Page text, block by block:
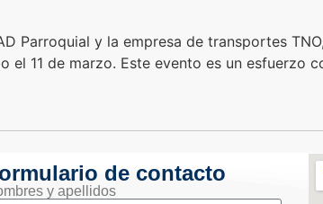
Parroquial y la empresa de transportes
11 de marzo. Este evento es un esfuerzo
de contacto
y apellidos